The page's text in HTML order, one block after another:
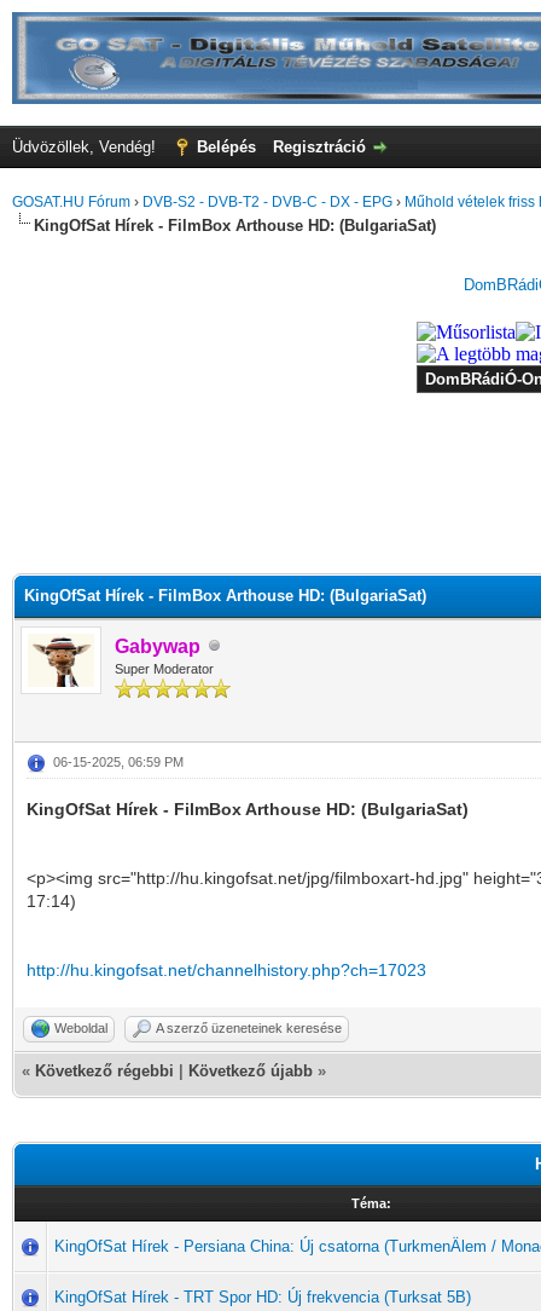
Üdvözöllek, Vendég! Belépés Regisztráció
GOSAT.HU Fórum › DVB-S2 - DVB-T2 - DVB-C - DX - EPG › Műhold vételek friss
KingOfSat Hírek - FilmBox Arthouse HD: (BulgariaSat)
KingOfSat Hírek - FilmBox Arthouse HD: (BulgariaSat)
Gabywap
Super Moderator
06-15-2025, 06:59 PM
KingOfSat Hírek - FilmBox Arthouse HD: (BulgariaSat)
<p><img src="http://hu.kingofsat.net/jpg/filmboxart-hd.jpg"
17:14)
http://hu.kingofsat.net/channelhistory.php?ch=17023
Weboldal A szerző üzeneteinek keresése
« Következő régebbi Következő újabb »
Téma:
KingOfSat Hírek - Persiana China: Új csatorna (TurkmenÄlem /
KingOfSat Hírek - TRT Spor HD: Új frekvencia (Turksat 5B)